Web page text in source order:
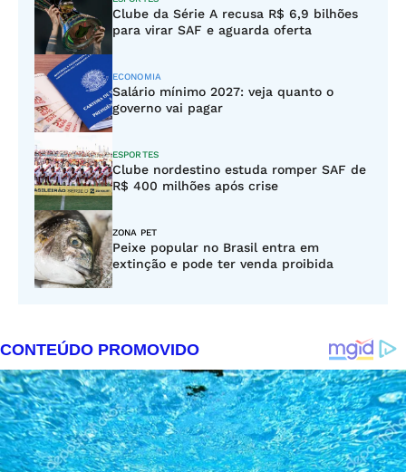
Clube da Série A recusa R$ 6,9 bilhões
para virar SAF e aguarda oferta
ECONOMIA
Salário mínimo 2027: veja quanto o
governo vai pagar
ESPORTES
Clube nordestino estuda romper SAF de
R$ 400 milhões após crise
ZONA PET
Peixe popular no Brasil entra em
extinção e pode ter venda proibida